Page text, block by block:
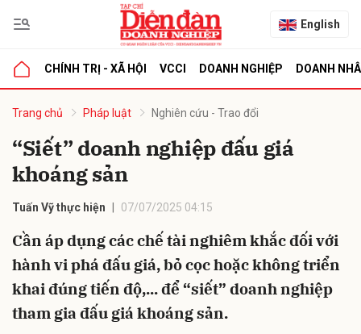
English
CHÍNH TRỊ - XÃ HỘI VCCI DOANH NGHIỆP DOANH
Trang chủ Pháp luật Nghiên cứu - Trao đổi
“Siết” doanh nghiệp đấu giá
khoáng sản
Tuấn Vỹ thực hiện 07/07/2025 04:15
Cần áp dụng các chế tài nghiêm khắc đối với
hành vi phá đấu giá, bỏ cọc hoặc không triển
khai đúng tiến độ,... để “siết” doanh nghiệp
tham gia đấu giá khoáng sản.
luận
Hủy